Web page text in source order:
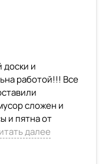
доски и
работой!!! Все
сложен и
и пятна от
далее